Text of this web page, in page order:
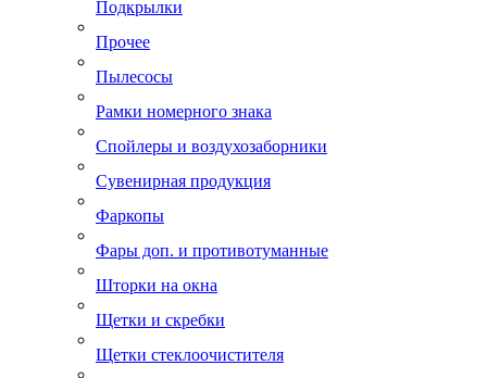
Подкрылки
Прочее
Пылесосы
Рамки номерного знака
Спойлеры и воздухозаборники
Сувенирная продукция
Фаркопы
Фары доп. и противотуманные
Шторки на окна
Щетки и скребки
Щетки стеклоочистителя